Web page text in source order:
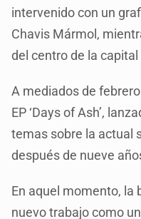
intervenido con un
Chavis Mármol,
del centro de la
A mediados de
EP ‘Days of Ash’,
temas sobre la actual
después de nueve
En aquel momento, la
nuevo trabajo como